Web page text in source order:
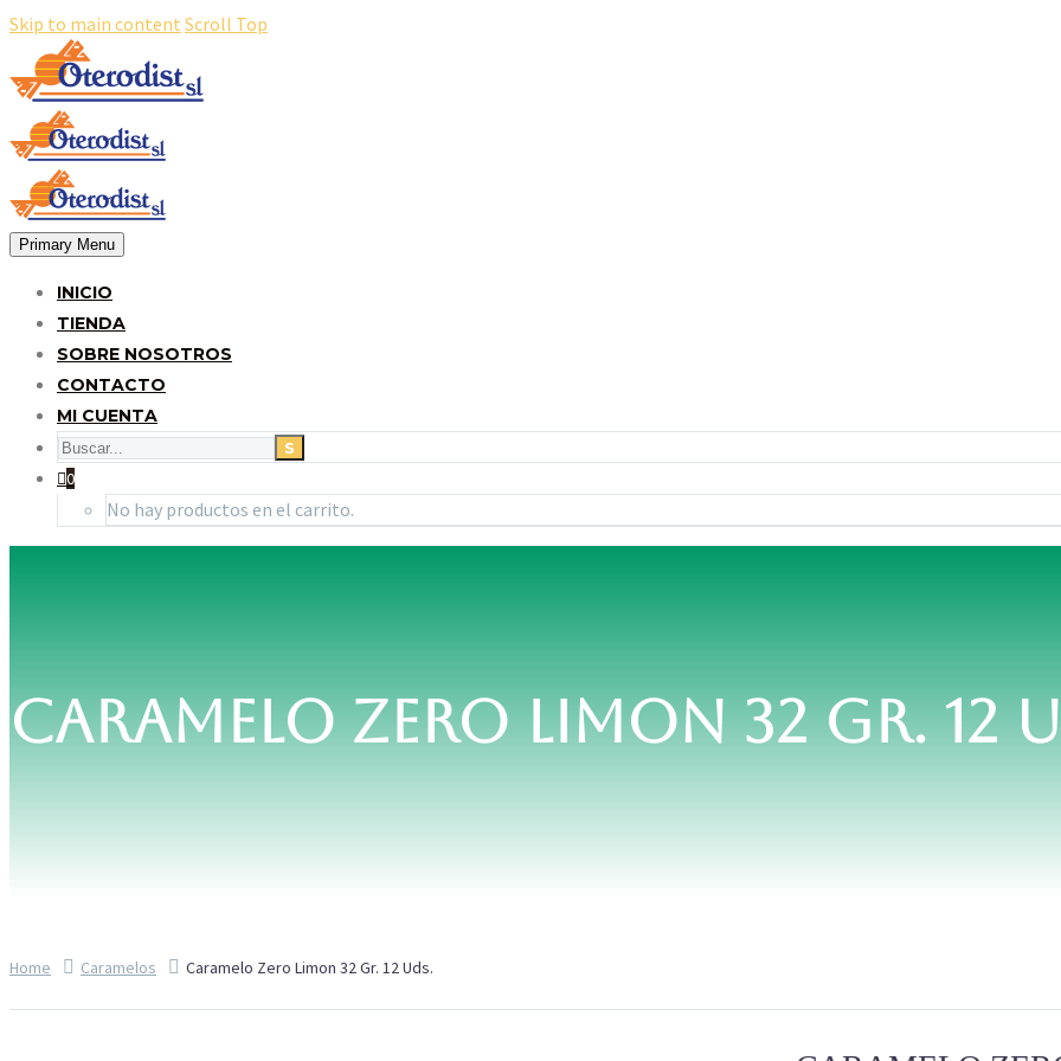
Skip to main content Scroll Top
Primary Menu
INICIO
TIENDA
SOBRE NOSOTROS
CONTACTO
MI CUENTA
0
No hay productos en el carrito.
CARAMELO ZERO LIMON 32 GR. 12
Home Caramelos Caramelo Zero Limon 32 Gr. 12 Uds.